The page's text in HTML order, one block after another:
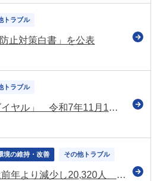
トラブル
止対策白書」を公表
トラブル
「過重労働解消相談ダイヤル」 令和7年11月1日に実施（厚労省）
境の維持・改善 その他トラブル
令和６年の自殺者数は前年より減少し20,320人 統計開始以降2番目に少ない数値（令和7年版自殺対策白書）